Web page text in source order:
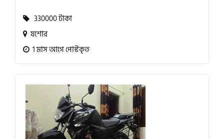
330000 টাকা
যশোর
1 মাস আগে পোস্টকৃত